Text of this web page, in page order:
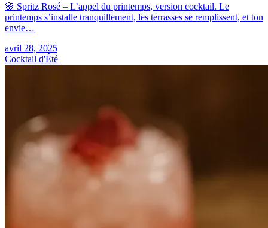
🌸 Spritz Rosé – L’appel du printemps, version cocktail. Le
printemps s’installe tranquillement, les terrasses se remplissent, et ton
envie…
avril 28, 2025
Cocktail d'Été